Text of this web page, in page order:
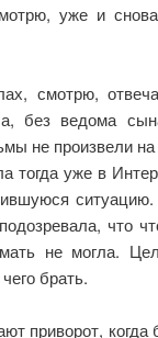
уже и снова
смотрю,
без ведома
не произвели на
тогда уже в
что
не могла.
брать.
приворот,